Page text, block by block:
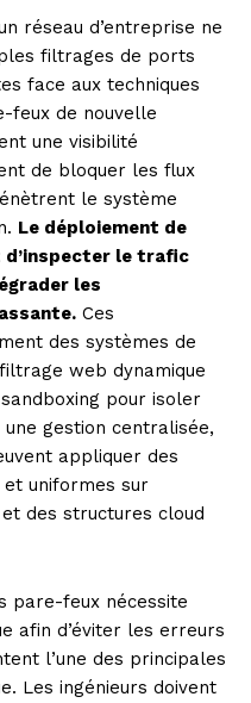
réseau d’entreprise ne
filtrages de ports
face aux techniques
feux de nouvelle
une visibilité
de bloquer les flux
le système
Le déploiement de
le trafic
les
Ces
des systèmes de
web dynamique
pour isoler
gestion centralisée,
appliquer des
uniformes sur
des structures cloud
pare-feux nécessite
afin d’éviter les erreurs
l’une des principales
Les ingénieurs doivent